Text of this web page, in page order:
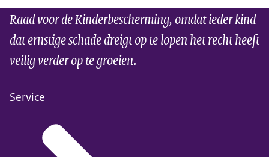
Raad voor de Kinderbescherming, omdat ieder kind
dat ernstige schade dreigt op te lopen het recht heeft
veilig verder op te groeien.
Service